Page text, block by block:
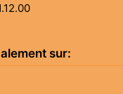
sur: